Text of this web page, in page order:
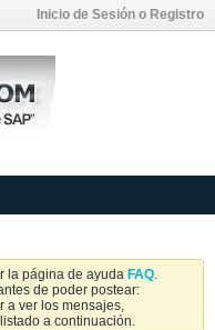
Inicio de Sesión o Registro
la página de ayuda FAQ.
de poder postear:
a ver los mensajes,
a continuación.